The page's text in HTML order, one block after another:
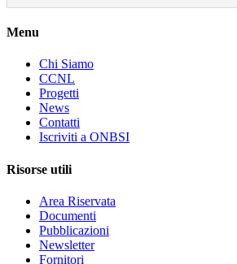
Menu
Chi Siamo
CCNL
Progetti
News
Contatti
Iscriviti a ONBSI
Risorse utili
Area Riservata
Documenti
Pubblicazioni
Newsletter
Fornitori